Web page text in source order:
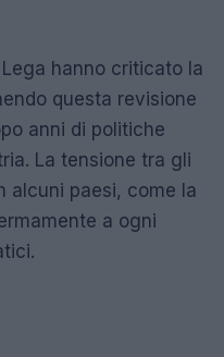
hanno criticato la
questa revisione
anni di politiche
La tensione tra gli
alcuni paesi, come la
a ogni